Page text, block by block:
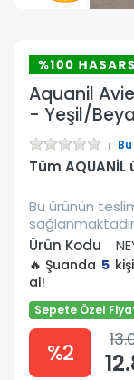
Aquanil
- Yeşil/
Tüm
Bu ürünün
Ürün Kodu
🔥 Şuanda 5
al!
Sepete Özel
%2